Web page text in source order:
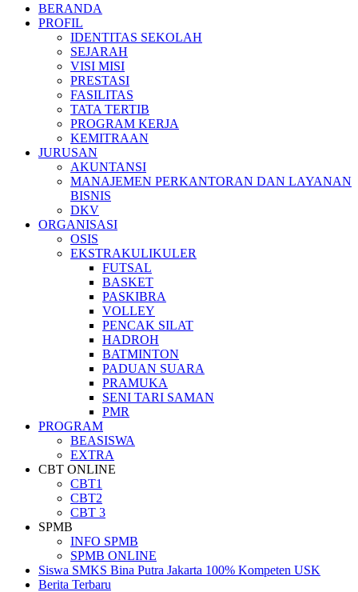
BERANDA
PROFIL
IDENTITAS SEKOLAH
SEJARAH
VISI MISI
PRESTASI
FASILITAS
TATA TERTIB
PROGRAM KERJA
KEMITRAAN
JURUSAN
AKUNTANSI
MANAJEMEN PERKANTORAN DAN LAYANAN
BISNIS
DKV
ORGANISASI
OSIS
EKSTRAKULIKULER
FUTSAL
BASKET
PASKIBRA
VOLLEY
PENCAK SILAT
HADROH
BATMINTON
PADUAN SUARA
PRAMUKA
SENI TARI SAMAN
PMR
PROGRAM
BEASISWA
EXTRA
CBT ONLINE
CBT1
CBT2
CBT 3
SPMB
INFO SPMB
SPMB ONLINE
Siswa SMKS Bina Putra Jakarta 100% Kompeten USK
Berita Terbaru